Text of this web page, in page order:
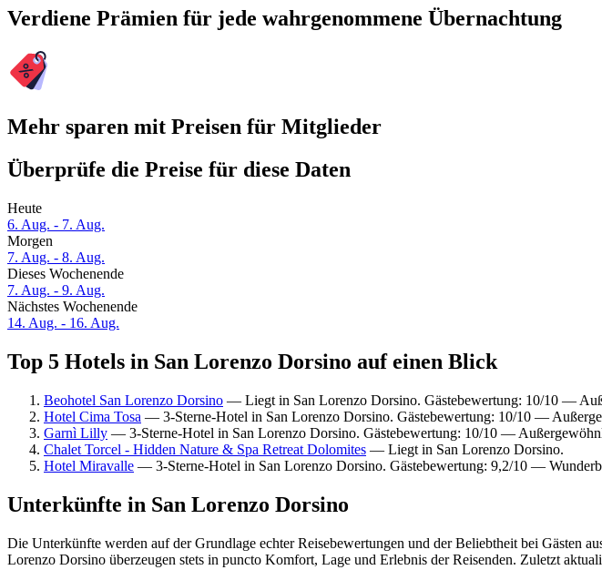
Verdiene Prämien für jede wahrgenommene Übernachtung
Mehr sparen mit Preisen für Mitglieder
Überprüfe die Preise für diese Daten
Heute
6. Aug. - 7. Aug.
Morgen
7. Aug. - 8. Aug.
Dieses Wochenende
7. Aug. - 9. Aug.
Nächstes Wochenende
14. Aug. - 16. Aug.
Top 5 Hotels in San Lorenzo Dorsino auf einen Blick
Beohotel San Lorenzo Dorsino — Liegt in San Lorenzo Dorsino. Gästebewertung: 10/10 —
Hotel Cima Tosa — 3-Sterne-Hotel in San Lorenzo Dorsino. Gästebewertung: 10/10 —
Garnì Lilly — 3-Sterne-Hotel in San Lorenzo Dorsino. Gästebewertung: 10/10 —
Chalet Torcel - Hidden Nature & Spa Retreat Dolomites — Liegt in San Lorenzo Dorsino.
Hotel Miravalle — 3-Sterne-Hotel in San Lorenzo Dorsino. Gästebewertung: 9,2/10 —
Unterkünfte in San Lorenzo Dorsino
Die Unterkünfte werden auf der Grundlage echter Reisebewertungen und der Beliebtheit bei Gästen
Lorenzo Dorsino überzeugen stets in puncto Komfort, Lage und Erlebnis der Reisenden. Zuletzt